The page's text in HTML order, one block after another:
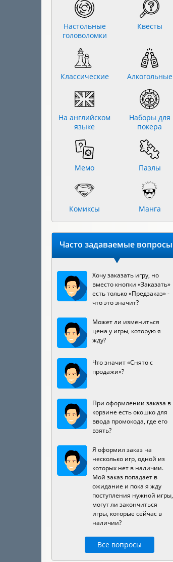
Настольные
головоломки
Квесты
Классические Алкогольные
На английском
языке
Наборы для
покера
Мемо Пазлы
Комиксы Манга
Часто задаваемые вопросы
Хочу заказать игру, но
вместо кнопки «Заказать»
есть только «Предзаказ» -
что это значит?
Может ли измениться
цена у игры, которую я
жду?
Что значит «Снято с
продажи»?
При оформлении заказа в
корзине есть окошко для
ввода промокода, где его
взять?
Я оформил заказ на
несколько игр, одной из
которых нет в наличии.
Мой заказ попадает в
ожидание и пока я жду
поступления нужной игры,
могут ли закончиться
игры, которые сейчас в
наличии?
Все вопросы